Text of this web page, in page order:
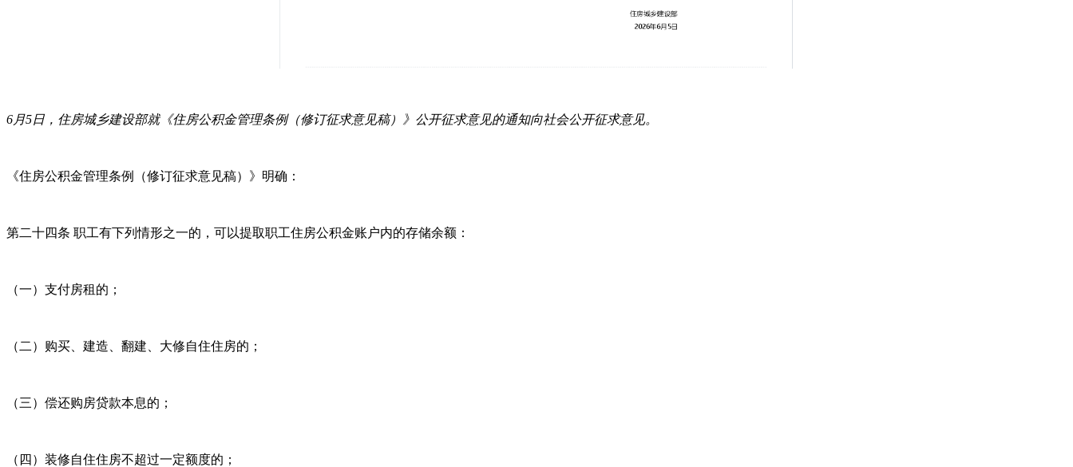
6月5日，住房城乡建设部就《住房公积金管理条例（修订征求意见稿）》公开征求意见的通知向社会公开征求意见。
《住房公积金管理条例（修订征求意见稿）》明确：
第二十四条 职工有下列情形之一的，可以提取职工住房公积金账户内的存储余额：
（一）支付房租的；
（二）购买、建造、翻建、大修自住住房的；
（三）偿还购房贷款本息的；
（四）装修自住住房不超过一定额度的；